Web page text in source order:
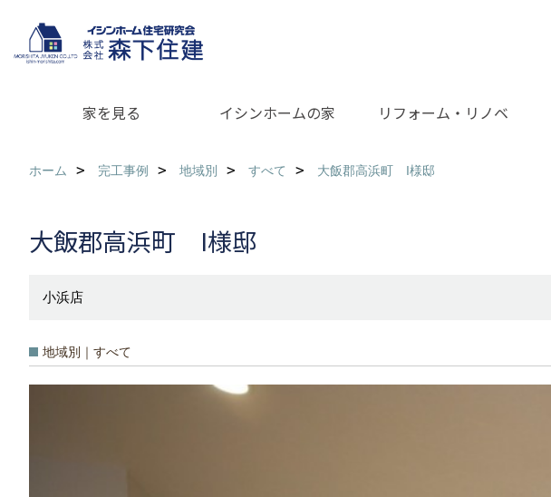
家を見る イシンホームの家 リフォーム・リノベ
ホーム 完工事例 地域別 すべて 大飯郡高浜町 I様邸
大飯郡高浜町 I様邸
小浜店
地域別｜すべて